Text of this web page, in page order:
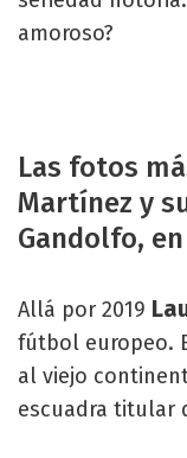
amoroso?
Las fotos
Martínez y
Gandolfo,
Allá por 2019
fútbol europeo.
al viejo
escuadra titular